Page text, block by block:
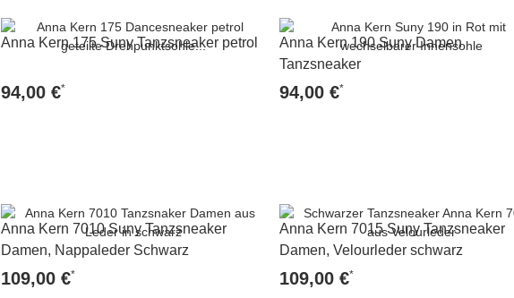
Anna Kern 175 Suny Tanzsneaker petrol
94,00 €*
Anna Kern 190 Suny Damen
Tanzsneaker
94,00 €*
Anna Kern 7010 Suny Tanzsneaker
Damen, Nappaleder Schwarz
109,00 €*
Anna Kern 7015 Suny Tanzsneaker
Damen, Velourleder schwarz
109,00 €*